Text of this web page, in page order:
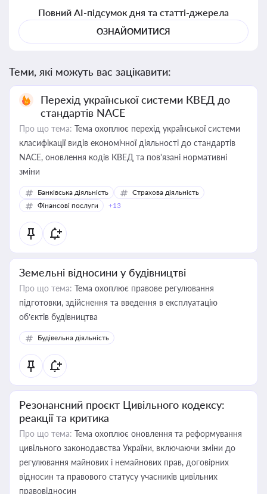
Повний AI-підсумок дня та статті-джерела
ОЗНАЙОМИТИСЯ
Теми, які можуть вас зацікавити:
Перехід української системи КВЕД до
стандартів NACE
Про що тема: Тема охоплює перехід української системи
класифікації видів економічної діяльності до стандартів
NACE, оновлення кодів КВЕД та пов'язані нормативні
зміни
Банківська діяльність
Страхова діяльність
Фінансові послуги
+13
Земельні відносини у будівництві
Про що тема: Тема охоплює правове регулювання
підготовки, здійснення та введення в експлуатацію
об’єктів будівництва
Будівельна діяльність
Резонансний проєкт Цивільного кодексу:
реакції та критика
Про що тема: Тема охоплює оновлення та реформування
цивільного законодавства України, включаючи зміни до
регулювання майнових і немайнових прав, договірних
відносин та правового статусу учасників цивільних
правовідносин